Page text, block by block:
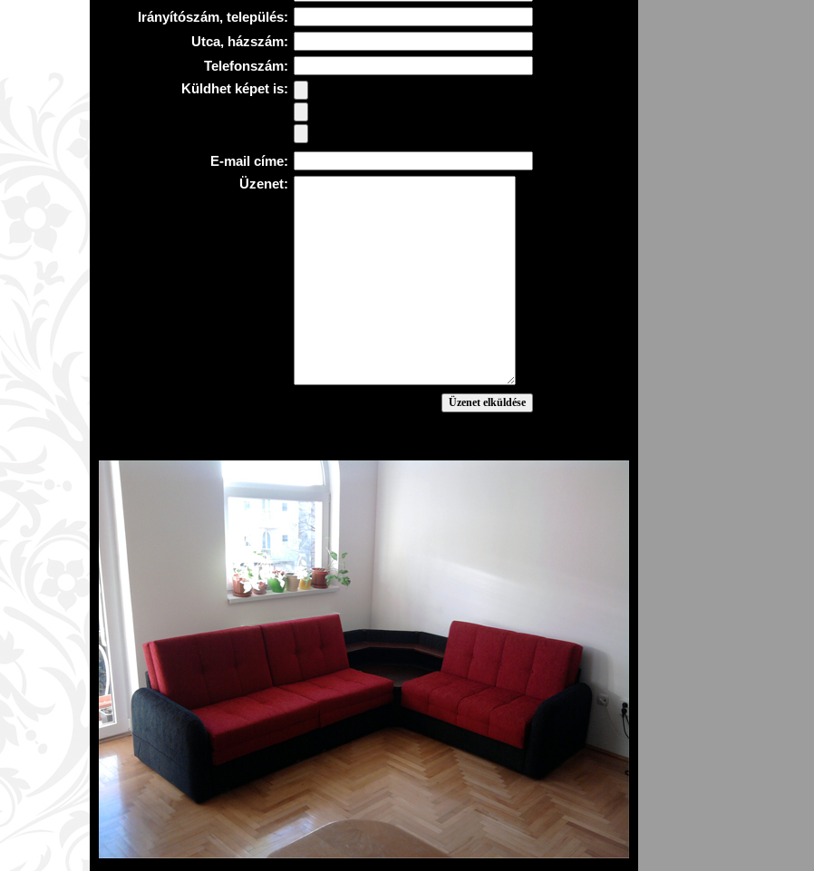
Irányítószám, település:
Utca, házszám:
Telefonszám:
Küldhet képet is:
E-mail címe:
Üzenet: